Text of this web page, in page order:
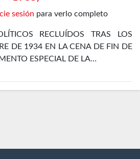
sesión para verlo completo
RECLUÍDOS TRAS LOS
DE 1934 EN LA CENA DE FIN DE
ESPECIAL DE LA…